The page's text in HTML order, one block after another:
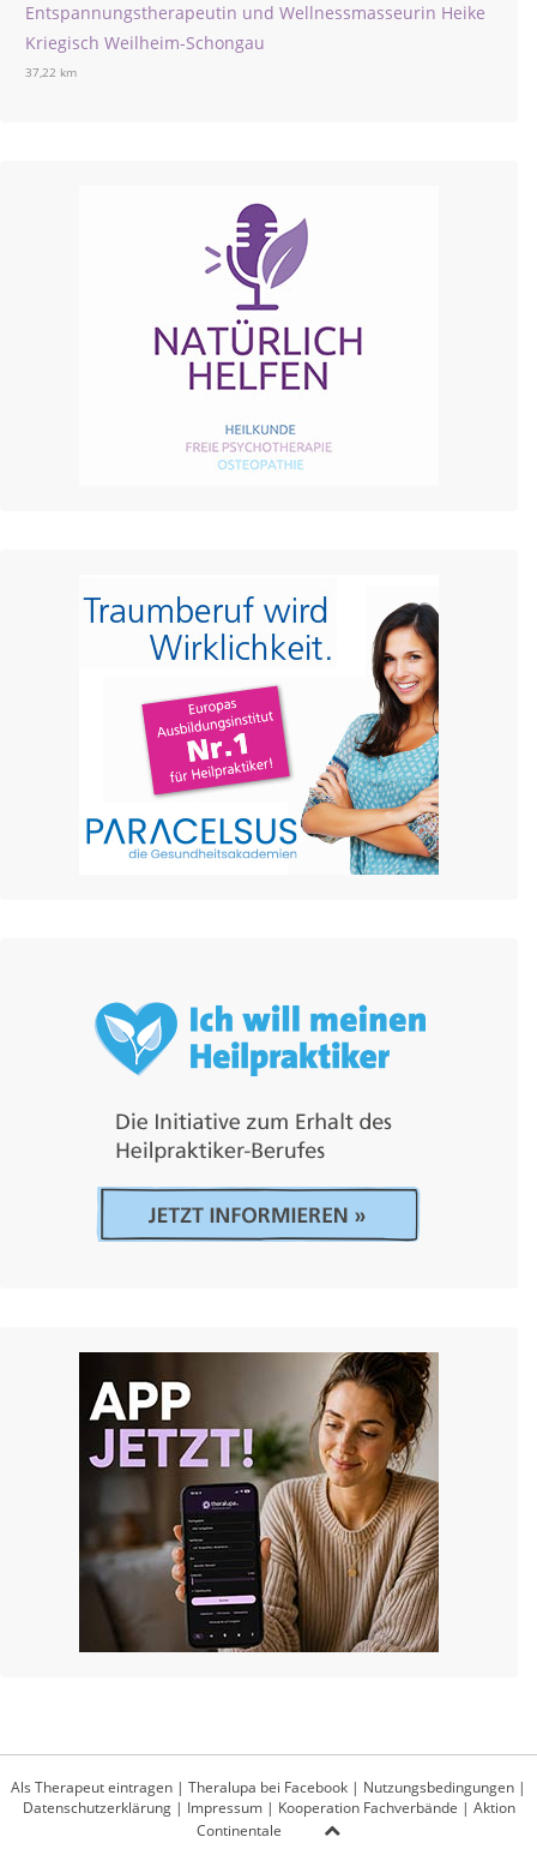
Entspannungstherapeutin und Wellnessmasseurin Heike
Kriegisch Weilheim-Schongau
37,22 km
Als Therapeut eintragen | Theralupa bei Facebook | Nutzungsbedingungen |
Datenschutzerklärung| Impressum| Kooperation Fachverbände | Aktion
Continentale